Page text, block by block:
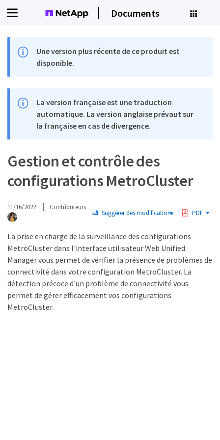
Documents
Une version plus récente de ce produit est
disponible.
La version française est une traduction
automatique. La version anglaise prévaut sur
la française en cas de divergence.
Gestion et contrôle des
configurations MetroCluster
11/16/2022 Contributeurs
Suggérer des modifications PDF
La prise en charge de la surveillance des configurations
MetroCluster dans l'interface utilisateur Web Unified
Manager vous permet de vérifier la présence de problèmes de
connectivité dans votre configuration MetroCluster. La
détection précoce d'un problème de connectivité vous
permet de gérer efficacement vos configurations
MetroCluster.